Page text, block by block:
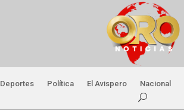
Deportes Política El Avispero Nacional